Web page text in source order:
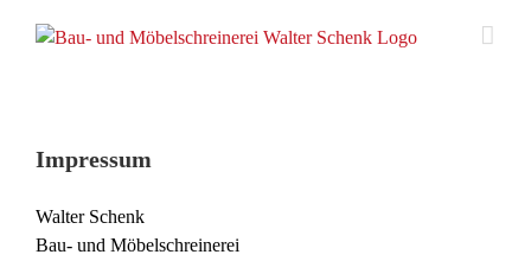
Inhalt
Impressum
Walter Schenk
Bau- und Möbelschreinerei